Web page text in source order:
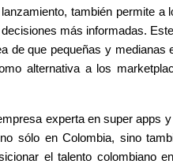
también permite
más informadas.
de que pequeñas y
alternativa a los
experta en super apps
sólo en Colombia, sino
el talento colombiano